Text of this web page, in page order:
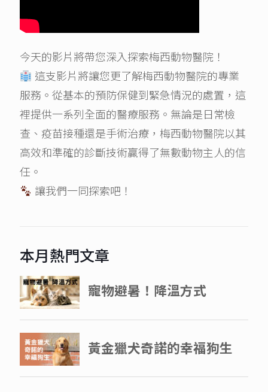
今天的影片將帶您深入探索梅西動物醫院！
這支影片將讓您更了解梅西動物醫院的專業
服務。從基本的預防保健到緊急情況的處置，這
裡提供一系列全面的醫療服務。無論是日常檢
查、疫苗接種還是手術治療，梅西動物醫院以其
高效和準確的診斷技術贏得了無數動物主人的信
任。
讓我們一同探索吧！
本月熱門文章